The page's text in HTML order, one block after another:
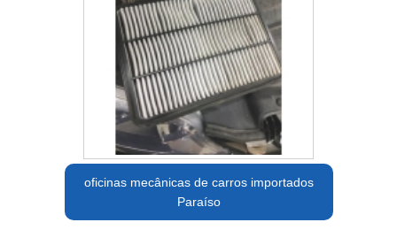
oficinas mecânicas de carros importados
Paraíso